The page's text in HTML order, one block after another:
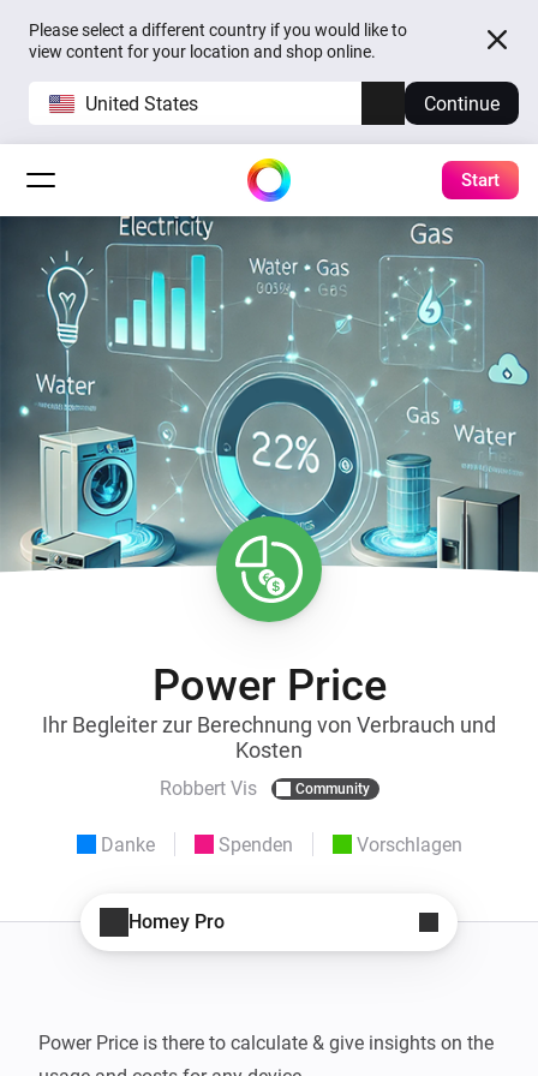
Please select a different country if you would like to
view content for your location and shop online.
United States Continue
Start
Power Price
Ihr Begleiter zur Berechnung von Verbrauch und
Kosten
Robbert Vis Community
Danke Spenden Vorschlagen
Homey Pro
Power Price is there to calculate & give insights on the